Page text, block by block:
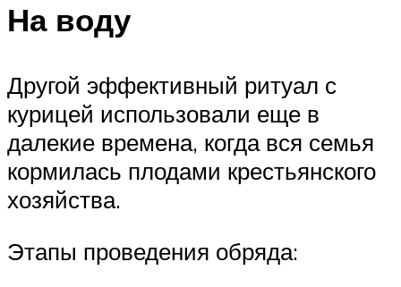
На воду
Другой эффективный ритуал с
курицей использовали еще в
далекие времена, когда вся семья
кормилась плодами крестьянского
хозяйства.
Этапы проведения обряда: